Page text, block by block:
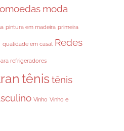
moda
pintura em madeira primeira
qualidade em casal Redes
refrigeradores
tênis tênis
Vinho Vinho e